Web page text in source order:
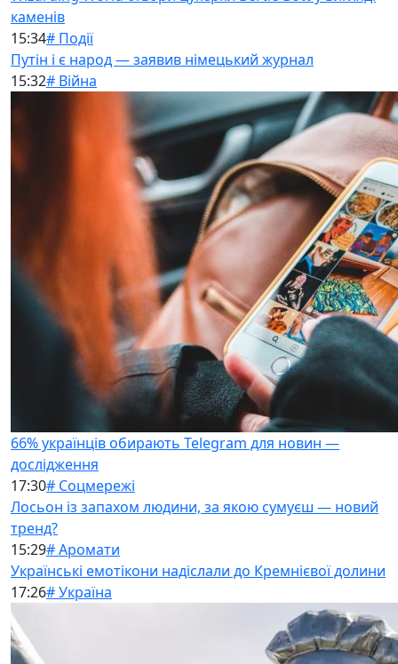
каменів
15:34# Події
Путін і є народ — заявив німецький журнал
15:32# Війна
66% українців обирають Telegram для новин —
дослідження
17:30# Соцмережі
Лосьон із запахом людини, за якою сумуєш — новий
тренд?
15:29# Аромати
Українські емотікони надіслали до Кремнієвої долини
17:26# Україна